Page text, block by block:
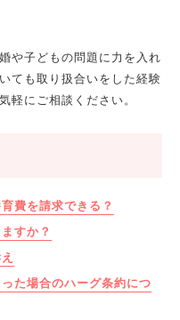
や子どもの問題に力を入れ
ても取り扱合いをした経験
軽にご相談ください。
費を請求できる？
すか？
た場合のハーグ条約につ